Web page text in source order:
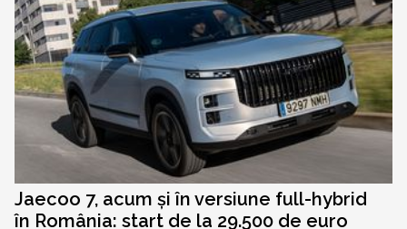
Jaecoo 7, acum și în versiune full-hybrid
în România: start de la 29.500 de euro